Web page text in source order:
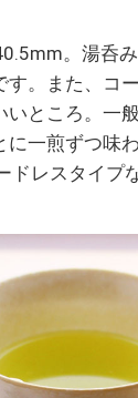
。湯呑
。また、コ
ところ。一
一煎ずつ味
ドレスタイプ